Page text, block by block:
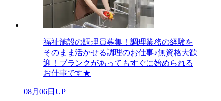
福祉施設の調理員募集！調理業務の経験を
そのまま活かせる調理のお仕事♪無資格大歓
迎！ブランクがあってもすぐに始められる
お仕事です★
08月06日UP